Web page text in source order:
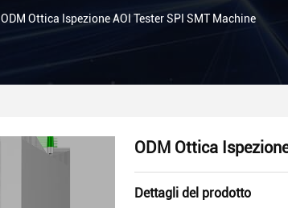
ODM Ottica Ispezione AOI Tester SPI SMT Machine
ODM Ottica
Dettagli del prodotto